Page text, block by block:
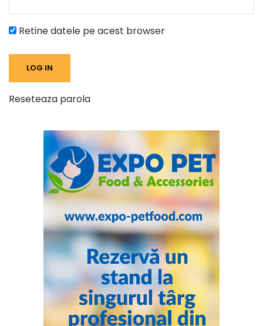
Retine datele pe acest browser
Reseteaza parola